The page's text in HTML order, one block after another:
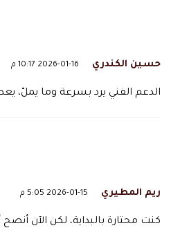
حسين الكندري 2026-01-16 10:17 م
الدعم الفني يرد بسرعة وما يملّ،
ريم المطيري 2026-01-15 5:05 م
كنت محتارة بالبداية، لكن الآن